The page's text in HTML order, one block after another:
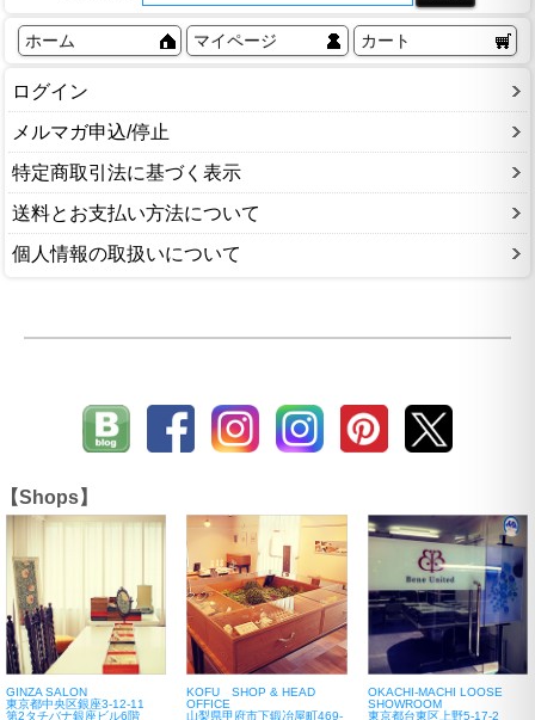
ホーム マイページ カート
ログイン
メルマガ申込/停止
特定商取引法に基づく表示
送料とお支払い方法について
個人情報の取扱いについて
【Shops】
GINZA SALON
東京都中央区銀座3-12-11
第2タチバナ銀座ビル6階
KOFU SHOP & HEAD
OFFICE
山梨県甲府市下鍛冶屋町469-
OKACHI-MACHI LOOSE
SHOWROOM
東京都台東区上野5-17-2